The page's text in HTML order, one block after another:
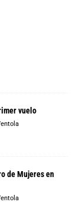
vuelo
de Mujeres en